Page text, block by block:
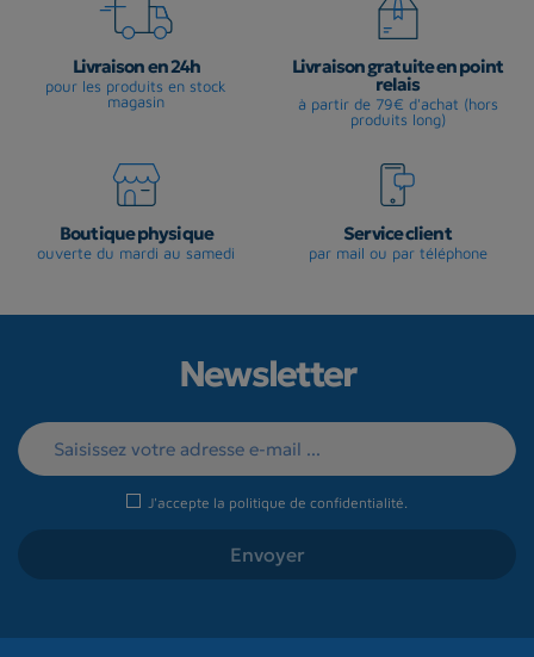
Livraison en 24h
pour les produits en stock
magasin
Livraison gratuite en point
relais
à partir de 79€ d'achat (hors
produits long)
Boutique physique
ouverte du mardi au samedi
Service client
par mail ou par téléphone
Newsletter
J'accepte la politique de confidentialité